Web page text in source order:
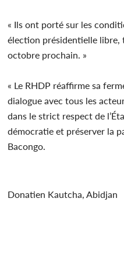
« Ils ont porté sur les
élection présidentielle libre,
octobre prochain. »
« Le RHDP réaffirme sa
dialogue avec tous les
dans le strict respect de
démocratie et préserver la
Bacongo.
Donatien Kautcha, Abidjan